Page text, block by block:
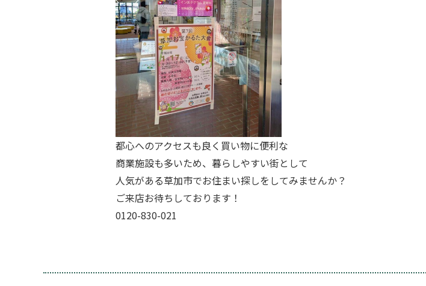
都心へのアクセスも良く買い物に便利な
商業施設も多いため、暮らしやすい街として
人気がある草加市でお住まい探しをしてみませんか？
ご来店お待ちしております！
0120-830-021